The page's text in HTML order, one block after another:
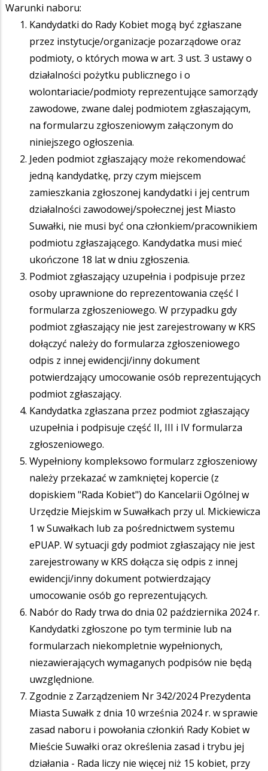
Warunki naboru:
Kandydatki do Rady Kobiet mogą być zgłaszane
przez instytucje/organizacje pozarządowe oraz
podmioty, o których mowa w art. 3 ust. 3 ustawy o
działalności pożytku publicznego i o
wolontariacie/podmioty reprezentujące samorządy
zawodowe, zwane dalej podmiotem zgłaszającym,
na formularzu zgłoszeniowym załączonym do
niniejszego ogłoszenia.
Jeden podmiot zgłaszający może rekomendować
jedną kandydatkę, przy czym miejscem
zamieszkania zgłoszonej kandydatki i jej centrum
działalności zawodowej/społecznej jest Miasto
Suwałki, nie musi być ona członkiem/pracownikiem
podmiotu zgłaszającego. Kandydatka musi mieć
ukończone 18 lat w dniu zgłoszenia.
Podmiot zgłaszający uzupełnia i podpisuje przez
osoby uprawnione do reprezentowania część I
formularza zgłoszeniowego. W przypadku gdy
podmiot zgłaszający nie jest zarejestrowany w KRS
dołączyć należy do formularza zgłoszeniowego
odpis z innej ewidencji/inny dokument
potwierdzający umocowanie osób reprezentujących
podmiot zgłaszający.
Kandydatka zgłaszana przez podmiot zgłaszający
uzupełnia i podpisuje część II, III i IV formularza
zgłoszeniowego.
Wypełniony kompleksowo formularz zgłoszeniowy
należy przekazać w zamkniętej kopercie (z
dopiskiem "Rada Kobiet") do Kancelarii Ogólnej w
Urzędzie Miejskim w Suwałkach przy ul. Mickiewicza
1 w Suwałkach lub za pośrednictwem systemu
ePUAP. W sytuacji gdy podmiot zgłaszający nie jest
zarejestrowany w KRS dołącza się odpis z innej
ewidencji/inny dokument potwierdzający
umocowanie osób go reprezentujących.
Nabór do Rady trwa do dnia 02 października 2024 r.
Kandydatki zgłoszone po tym terminie lub na
formularzach niekompletnie wypełnionych,
niezawierających wymaganych podpisów nie będą
uwzględnione.
Zgodnie z Zarządzeniem Nr 342/2024 Prezydenta
Miasta Suwałk z dnia 10 września 2024 r. w sprawie
zasad naboru i powołania członkiń Rady Kobiet w
Mieście Suwałki oraz określenia zasad i trybu jej
działania - Rada liczy nie więcej niż 15 kobiet, przy